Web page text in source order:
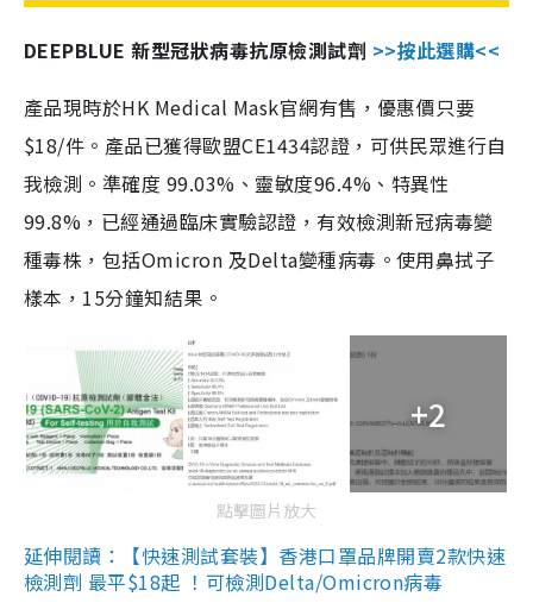
DEEPBLUE 新型冠狀病毒抗原檢測試劑 >>按此選購<<
產品現時於HK Medical Mask官網有售，優惠價只要
$18/件。產品已獲得歐盟CE1434認證，可供民眾進行自
我檢測。準確度 99.03%、靈敏度96.4%、特異性
99.8%，已經通過臨床實驗認證，有效檢測新冠病毒變
種毒株，包括Omicron 及Delta變種病毒。使用鼻拭子
樣本，15分鐘知結果。
+2
點擊圖片放大
延伸閱讀：【快速測試套裝】香港口罩品牌開賣2款快速
檢測劑 最平$18起 ！可檢測Delta/Omicron病毒